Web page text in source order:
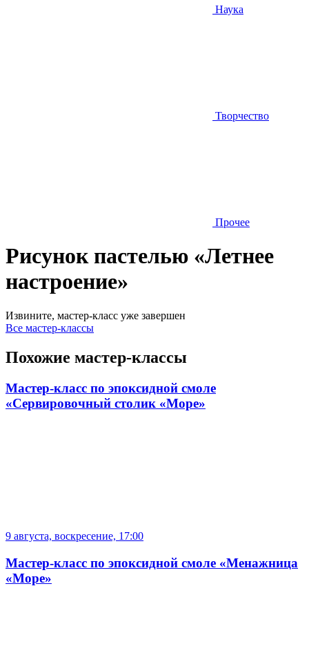
Наука
Творчество
Прочее
Рисунок пастелью «Летнее
настроение»
Извините, мастер-класс уже завершен
Все мастер-классы
Похожие мастер-классы
Мастер-класс по эпоксидной смоле
«Сервировочный столик «Море»
9 августа, воскресение, 17:00
Мастер-класс по эпоксидной смоле «Менажница
«Море»